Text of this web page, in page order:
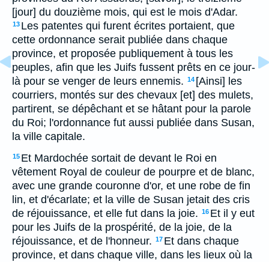
[jour] du douzième mois, qui est le mois d'Adar.
13 Les patentes qui furent écrites portaient, que
cette ordonnance serait publiée dans chaque
province, et proposée publiquement à tous les
peuples, afin que les Juifs fussent prêts en ce jour-
là pour se venger de leurs ennemis. 14 [Ainsi] les
courriers, montés sur des chevaux [et] des mulets,
partirent, se dépêchant et se hâtant pour la parole
du Roi; l'ordonnance fut aussi publiée dans Susan,
la ville capitale.
15 Et Mardochée sortait de devant le Roi en
vêtement Royal de couleur de pourpre et de blanc,
avec une grande couronne d'or, et une robe de fin
lin, et d'écarlate; et la ville de Susan jetait des cris
de réjouissance, et elle fut dans la joie. 16 Et il y eut
pour les Juifs de la prospérité, de la joie, de la
réjouissance, et de l'honneur. 17 Et dans chaque
province, et dans chaque ville, dans les lieux où la